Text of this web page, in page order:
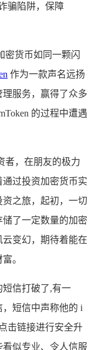
骗陷阱，保障
密货币如同一颗闪
作为一款声名远扬
服务，赢得了众多
的过程中遭遇
者，在朋友的极力
通过投资加密货币实
之旅，起初，一切
了一定数量的加密
变幻，期待着能在
。
信打破了,有一
短信中声称他的 i
击链接进行安全升
似专业、令人信服